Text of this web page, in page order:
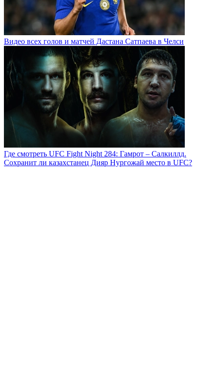
Видео всех голов и матчей Дастана Сатпаева в Челси
Где смотреть UFC Fight Night 284: Гамрот – Салкиллд.
Сохранит ли казахстанец Дияр Нургожай место в UFC?